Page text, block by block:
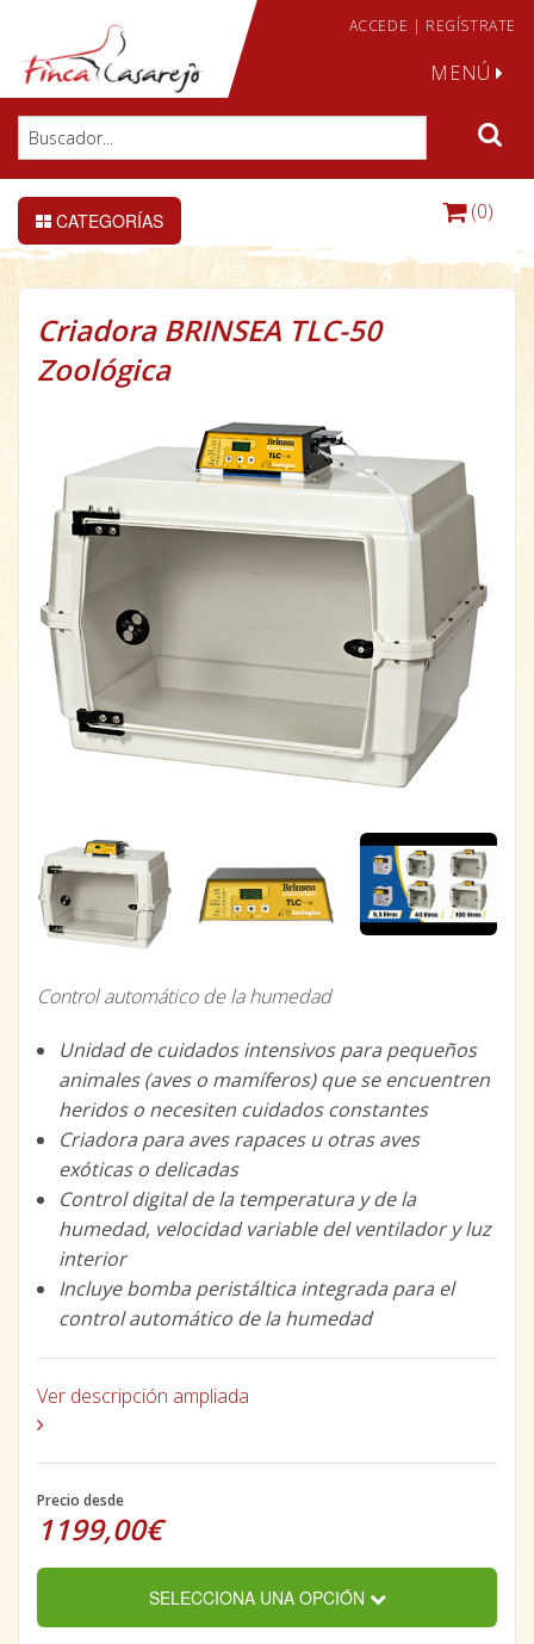
ACCEDE | REGÍSTRATE
MENÚ
CATEGORÍAS (0)
Criadora BRINSEA TLC-50
Zoológica
Control automático de la humedad
Unidad de cuidados intensivos para pequeños
animales (aves o mamíferos) que se encuentren
heridos o necesiten cuidados constantes
Criadora para aves rapaces u otras aves
exóticas o delicadas
Control digital de la temperatura y de la
humedad, velocidad variable del ventilador y luz
interior
Incluye bomba peristáltica integrada para el
control automático de la humedad
Ver descripción ampliada
Precio desde
1199,00€
SELECCIONA UNA OPCIÓN